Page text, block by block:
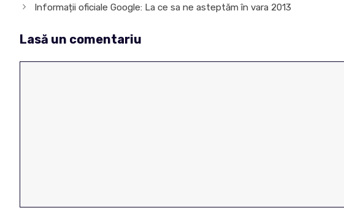
Informații oficiale Google: La ce sa ne asteptăm în vara 2013
Lasă un comentariu